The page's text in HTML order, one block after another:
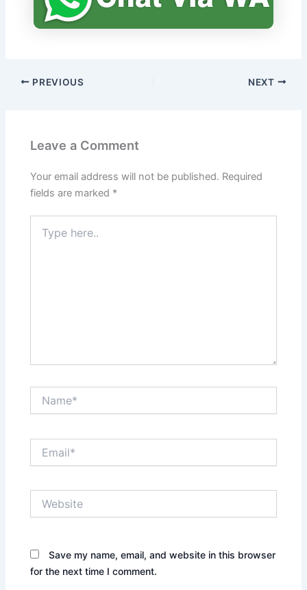
PREVIOUS NEXT
Leave a Comment
Your email address will not be published. Required
fields are marked *
here..
Save my name, email, and website in this browser
for the next time I comment.